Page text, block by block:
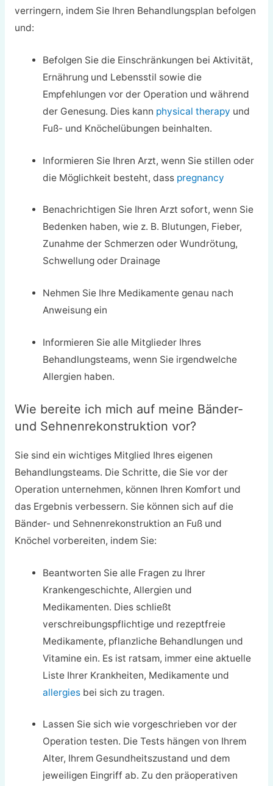
verringern, indem Sie Ihren Behandlungsplan befolgen
und:
Befolgen Sie die Einschränkungen bei Aktivität,
Ernährung und Lebensstil sowie die
Empfehlungen vor der Operation und während
der Genesung. Dies kann physical therapy und
Fuß- und Knöchelübungen beinhalten.
Informieren Sie Ihren Arzt, wenn Sie stillen oder
die Möglichkeit besteht, dass pregnancy
Benachrichtigen Sie Ihren Arzt sofort, wenn Sie
Bedenken haben, wie z. B. Blutungen, Fieber,
Zunahme der Schmerzen oder Wundrötung,
Schwellung oder Drainage
Nehmen Sie Ihre Medikamente genau nach
Anweisung ein
Informieren Sie alle Mitglieder Ihres
Behandlungsteams, wenn Sie irgendwelche
Allergien haben.
Wie bereite ich mich auf meine Bänder-
und Sehnenrekonstruktion vor?
Sie sind ein wichtiges Mitglied Ihres eigenen
Behandlungsteams. Die Schritte, die Sie vor der
Operation unternehmen, können Ihren Komfort und
das Ergebnis verbessern. Sie können sich auf die
Bänder- und Sehnenrekonstruktion an Fuß und
Knöchel vorbereiten, indem Sie:
Beantworten Sie alle Fragen zu Ihrer
Krankengeschichte, Allergien und
Medikamenten. Dies schließt
verschreibungspflichtige und rezeptfreie
Medikamente, pflanzliche Behandlungen und
Vitamine ein. Es ist ratsam, immer eine aktuelle
Liste Ihrer Krankheiten, Medikamente und
allergies bei sich zu tragen.
Lassen Sie sich wie vorgeschrieben vor der
Operation testen. Die Tests hängen von Ihrem
Alter, Ihrem Gesundheitszustand und dem
jeweiligen Eingriff ab. Zu den präoperativen